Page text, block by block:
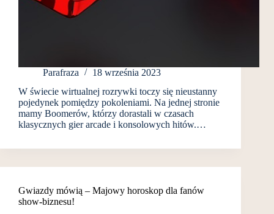
Parafraza
18 września 2023
W świecie wirtualnej rozrywki toczy się nieustanny
pojedynek pomiędzy pokoleniami. Na jednej stronie
mamy Boomerów, którzy dorastali w czasach
klasycznych gier arcade i konsolowych hitów.…
Gwiazdy mówią – Majowy horoskop dla fanów
show-biznesu!